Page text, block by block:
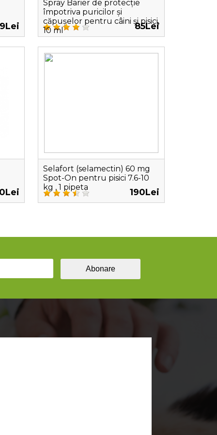
9Lei
Spray Barier de protecție
împotriva puricilor și
căpușelor pentru câini și pisici,
10 ml
85Lei
Selafort (selamectin) 60 mg
Spot-On pentru pisici 7.6-10
kg , 1 pipeta
190Lei